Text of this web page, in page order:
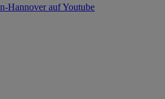
Hannover auf Youtube